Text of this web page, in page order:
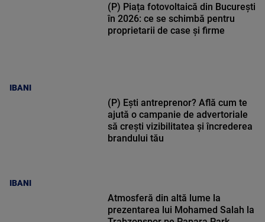
IBANI
(P) Piața fotovoltaică din București
în 2026: ce se schimbă pentru
proprietarii de case și firme
IBANI
(P) Ești antreprenor? Află cum te
ajută o campanie de advertoriale
să crești vizibilitatea și încrederea
brandului tău
Atmosferă din altă lume la
prezentarea lui Mohamed Salah la